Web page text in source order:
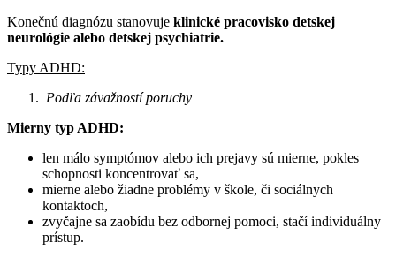
Konečnú diagnózu stanovuje klinické pracovisko detskej
neurológie alebo detskej psychiatrie.
Typy ADHD:
Podľa závažností poruchy
Mierny typ ADHD:
len málo symptómov alebo ich prejavy sú mierne, pokles
schopnosti koncentrovať sa,
mierne alebo žiadne problémy v škole, či sociálnych
kontaktoch,
zvyčajne sa zaobídu bez odbornej pomoci, stačí individuálny
prístup.